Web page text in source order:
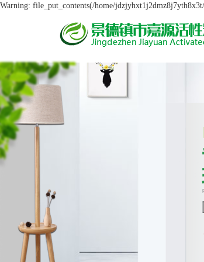
Warning: file_put_contents(/home/